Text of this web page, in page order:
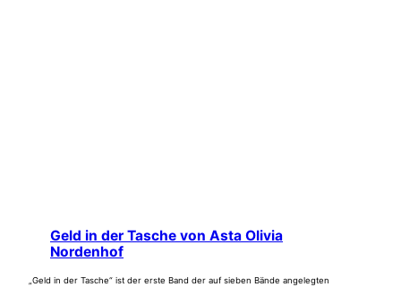
Geld in der Tasche von Asta Olivia
Nordenhof
„Geld in der Tasche“ ist der erste Band der auf sieben Bände angelegten